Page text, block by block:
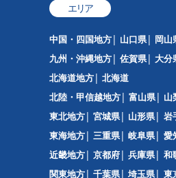
エリア
中国・四国地方 山口県 岡山
九州・沖縄地方
佐賀県 大分
北海道地方
北海道
北陸・甲信越地方
富山県 山
東北地方
宮城県 山形県 岩
東海地方
三重県 岐阜県 愛
近畿地方
京都府 兵庫県 和
関東地方
千葉県 埼玉県 東